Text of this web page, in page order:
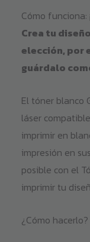
Cómo funciona:
Crea tu
elección, por
guárdalo
El tóner blanco
láser
imprimir en
impresión en
posible con el
imprimir tu
¿Cómo hacerlo?